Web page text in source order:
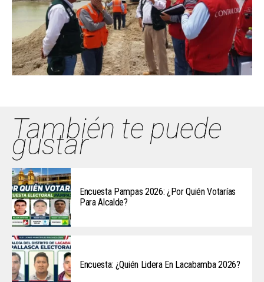
También te puede
gustar
Encuesta Pampas 2026: ¿Por Quién Votarías
Para Alcalde?
Encuesta: ¿Quién Lidera En Lacabamba 2026?